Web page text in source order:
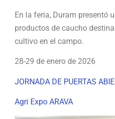
En la feria, Duram presentó
productos de caucho
cultivo en el campo.
28-29 de enero de 2026
JORNADA DE PUERTAS
Agri Expo ARAVA